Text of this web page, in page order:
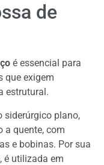
de
é essencial para
que exigem
estrutural.
siderúrgico plano,
a quente, com
e bobinas. Por sua
é utilizada em